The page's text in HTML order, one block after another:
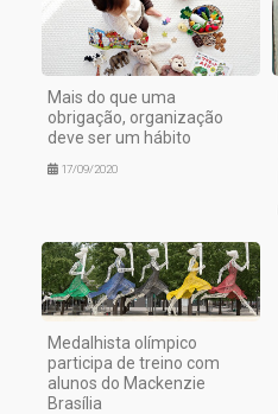
Mais do que uma
obrigação, organização
deve ser um hábito
17/09/2020
Medalhista olímpico
participa de treino com
alunos do Mackenzie
Brasília